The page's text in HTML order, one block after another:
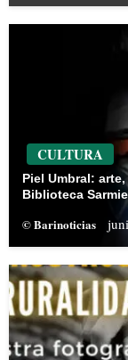
CULTURA
Piel Umbral:
Biblioteca
© Barinoticias